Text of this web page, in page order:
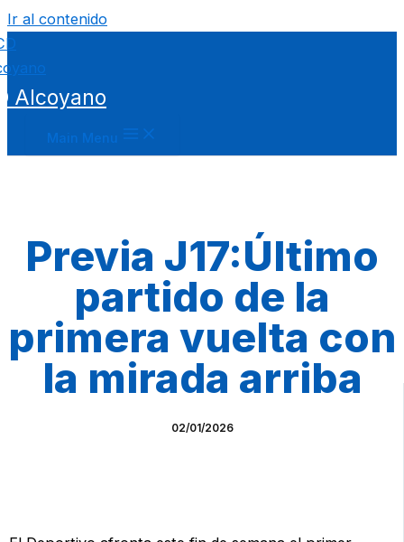
Ir al contenido
Alcoyano
Main Menu
Previa J17:Último
partido de la
primera vuelta con
la mirada arriba
02/01/2026